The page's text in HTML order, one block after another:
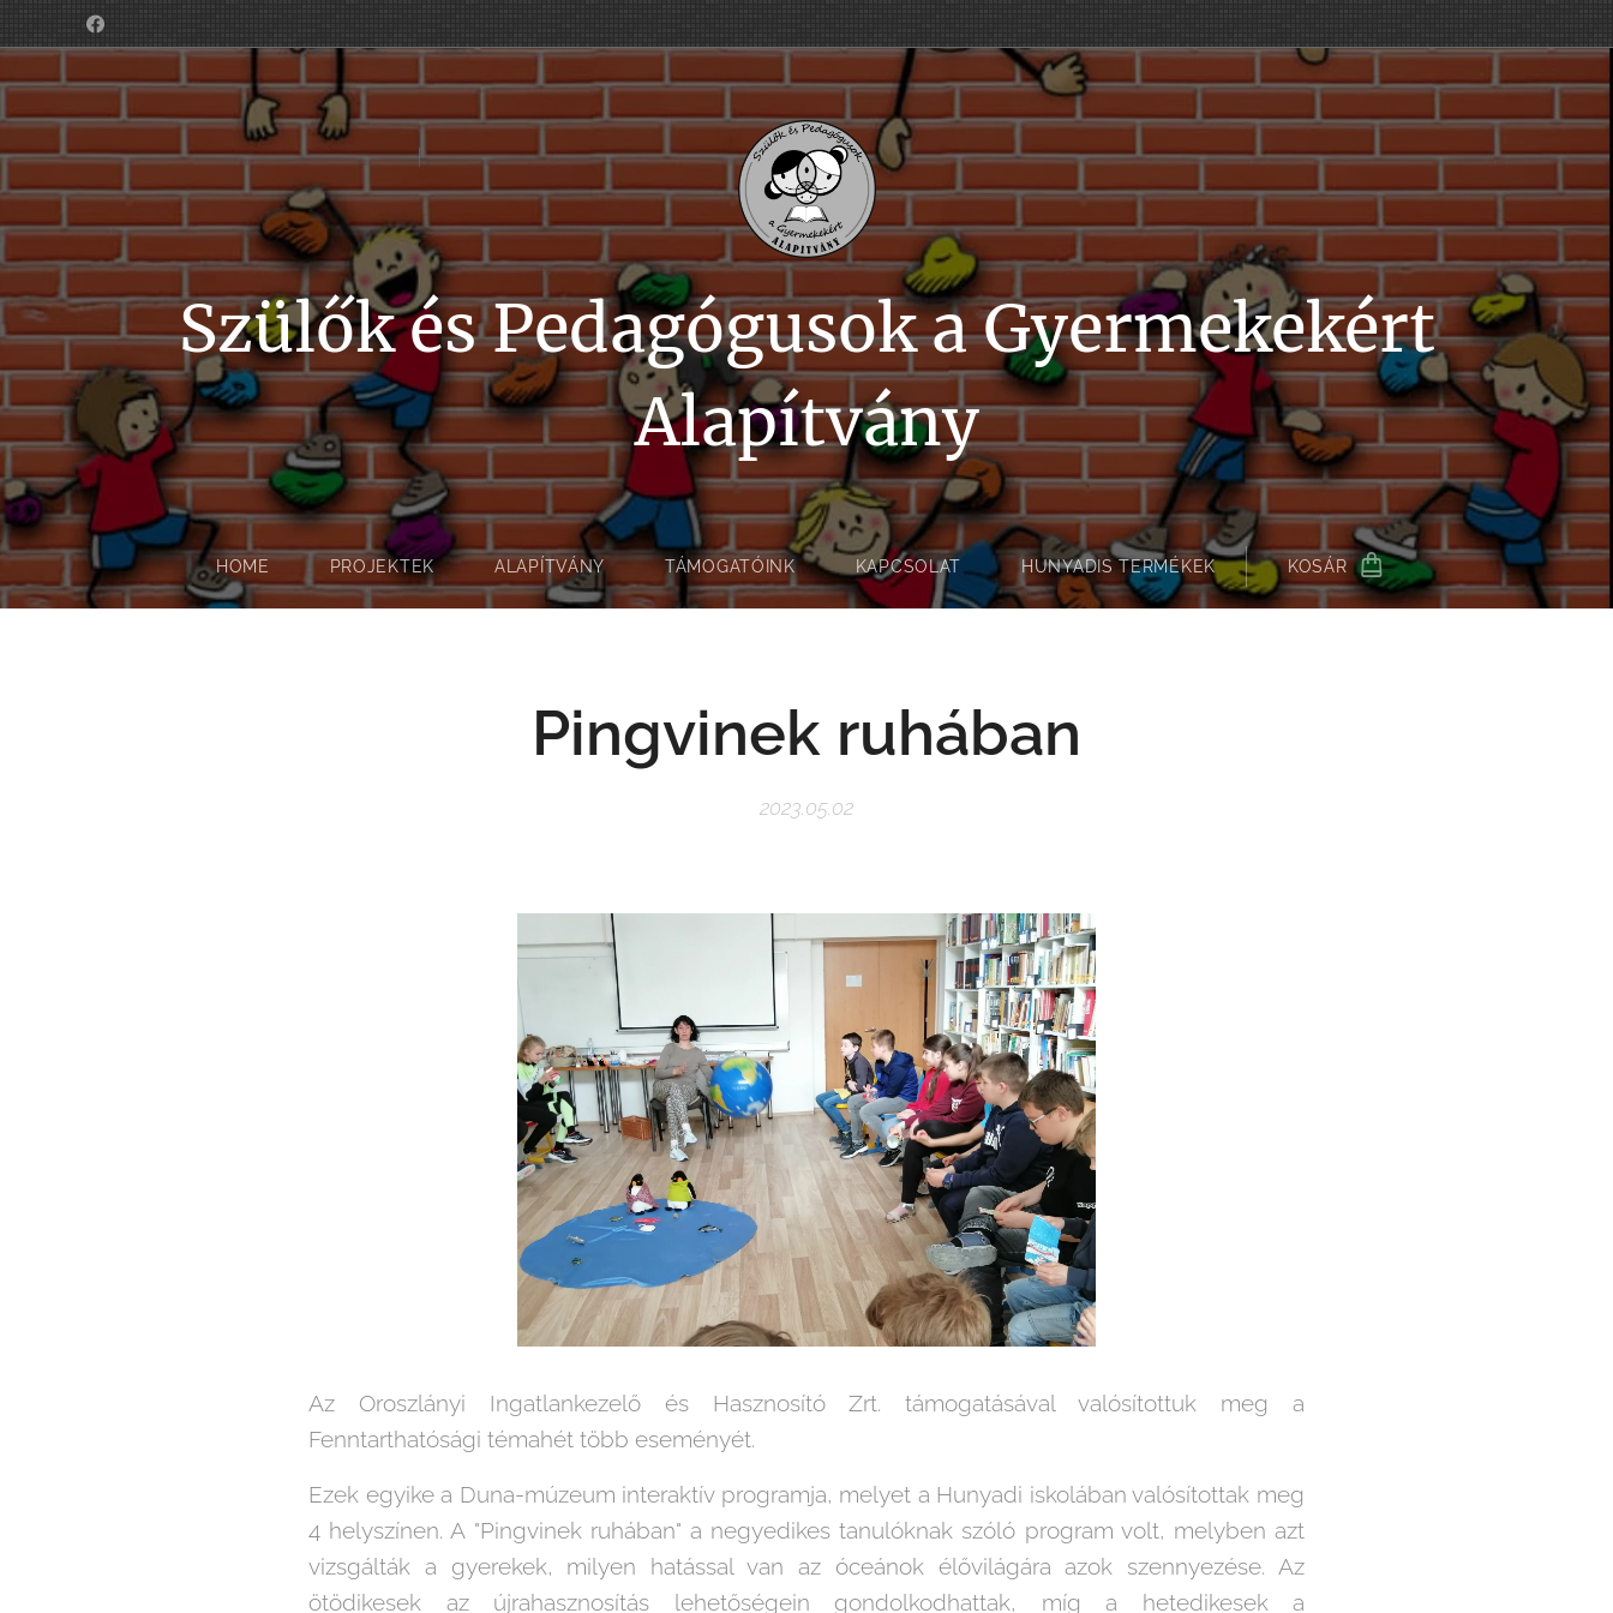
Szülők és Pedagógusok a Gyermekekért
Alapítvány
HOME PROJEKTEK ALAPÍTVÁNY TÁMOGATÓINK KAPCSOLAT HUNYADIS TERMÉKEK KOSÁR
Pingvinek ruhában
2023.05.02
Az Oroszlányi Ingatlankezelő és Hasznosító Zrt. támogatásával valósítottuk meg a
Fenntarthatósági témahét több eseményét.
Ezek egyike a Duna-múzeum interaktív programja, melyet a Hunyadi iskolában valósítottak meg
4 helyszínen. A "Pingvinek ruhában" a negyedikes tanulóknak szóló program volt, melyben azt
vizsgálták a gyerekek, milyen hatással van az óceánok élővilágára azok szennyezése. Az
ötödikesek az újrahasznosítás lehetőségein gondolkodhattak, míg a hetedikesek a